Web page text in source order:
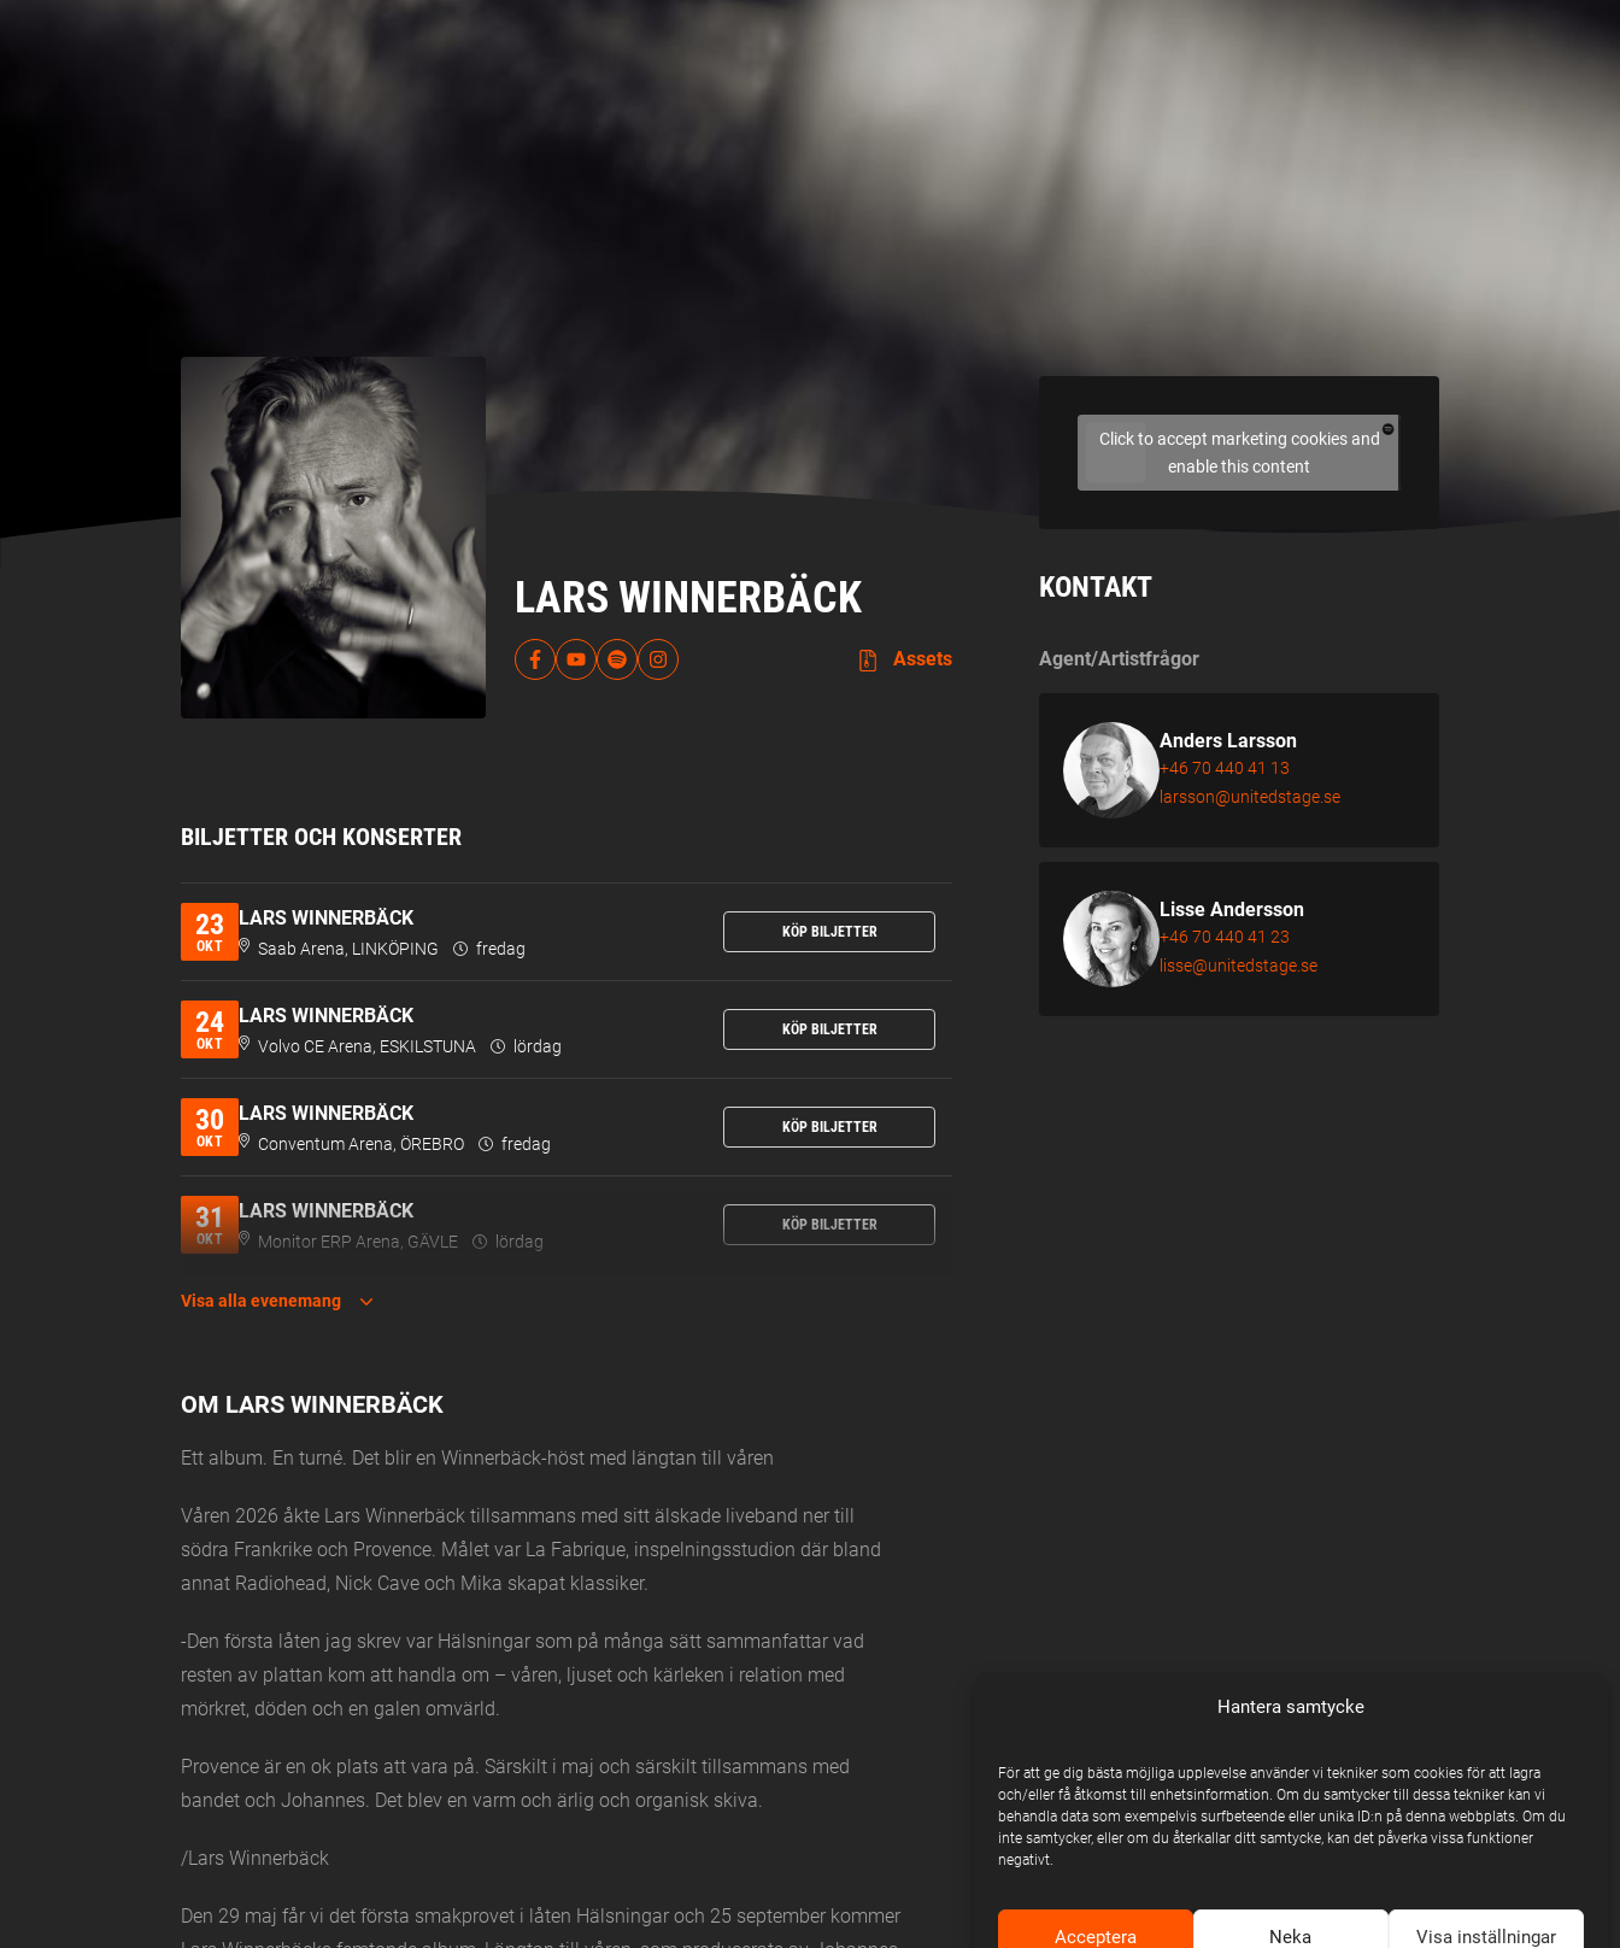
Hantera samtycke
För att ge dig bästa möjliga upplevelse använder vi tekniker som cookies för att lagra
och/eller få åtkomst till enhetsinformation. Om du samtycker till dessa tekniker kan vi
behandla data som exempelvis surfbeteende eller unika ID:n på denna webbplats. Om du
inte samtycker, eller om du återkallar ditt samtycke, kan det påverka vissa funktioner
negativt.
Acceptera Neka Visa inställningar
LARS WINNERBÄCK
Assets
BILJETTER OCH KONSERTER
23
OKT
LARS WINNERBÄCK
Saab Arena, LINKÖPING fredag
KÖP BILJETTER
24
OKT
LARS WINNERBÄCK
Volvo CE Arena, ESKILSTUNA lördag
KÖP BILJETTER
30
OKT
LARS WINNERBÄCK
Conventum Arena, ÖREBRO fredag
KÖP BILJETTER
31
OKT
LARS WINNERBÄCK
Monitor ERP Arena, GÄVLE lördag
KÖP BILJETTER
06 LARS WINNERBÄCK
07 LARS WINNERBÄCK
13 LARS WINNERBÄCK
KÖP BILJETTER
Halmstad Arena, HALMSTAD
21 LARS WINNERBÄCK
27 LARS WINNERBÄCK
28
NOV Oslo Spektrum, OSLO lördag
KÖP BILJETTER
Visa alla evenemang
OM LARS WINNERBÄCK
Ett album. En turné. Det blir en Winnerbäck-höst med längtan till våren
Våren 2026 åkte Lars Winnerbäck tillsammans med sitt älskade liveband ner till
södra Frankrike och Provence. Målet var La Fabrique, inspelningsstudion där bland
annat Radiohead, Nick Cave och Mika skapat klassiker.
-Den första låten jag skrev var Hälsningar som på många sätt sammanfattar vad
resten av plattan kom att handla om – våren, ljuset och kärleken i relation med
mörkret, döden och en galen omvärld.
Provence är en ok plats att vara på. Särskilt i maj och särskilt tillsammans med
bandet och Johannes. Det blev en varm och ärlig och organisk skiva.
/Lars Winnerbäck
Den 29 maj får vi det första smakprovet i låten Hälsningar och 25 september kommer
Click to accept marketing cookies and
enable this content
KONTAKT
Agent/Artistfrågor
Anders Larsson
+46 70 440 41 13
larsson@unitedstage.se
Lisse Andersson
+46 70 440 41 23
lisse@unitedstage.se